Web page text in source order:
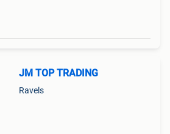
JM TOP TRADING
Ravels